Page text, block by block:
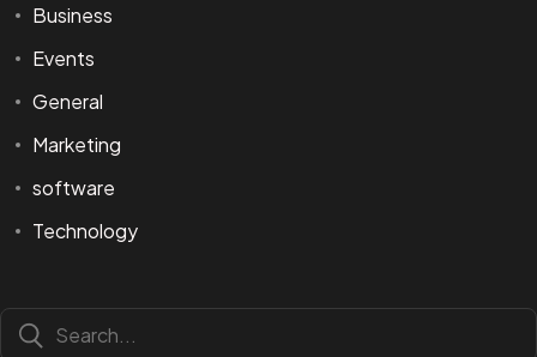
Business
Events
General
Marketing
software
Technology